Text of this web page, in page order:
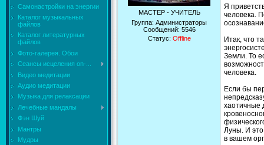
Самонастройки на энергии
Каталог музыкальных
файлов
Каталог литературных
файлов
Фото-галерея. Обои
Сеансы исцеления on-...
Видео медитации
Аудио медитации
Музыка для релаксации
Лечебные мандалы
Фэн Шуй
Мантры
Мудры
МАСТЕР - УЧИТЕЛЬ
Группа: Администраторы
Сообщений: 5546
Статус: Offline
Я
человека.
Итак, что
Земли. То
человека.
Если бы
хаотичные
Луны. И это
в вашем